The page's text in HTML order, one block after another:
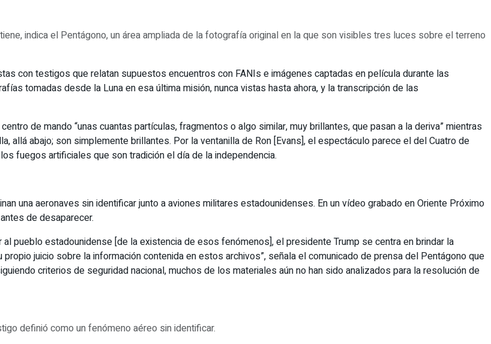
indica el Pentágono, un área ampliada de la fotografía original en la que son visibles tres luces sobre el terreno
con testigos que relatan supuestos encuentros con FANIs e imágenes captadas en película durante las
tomadas desde la Luna en esa última misión, nunca vistas hasta ahora, y la transcripción de las
de mando “unas cuantas partículas, fragmentos o algo similar, muy brillantes, que pasan a la deriva” mientras
allá abajo; son simplemente brillantes. Por la ventanilla de Ron [Evans], el espectáculo parece el del Cuatro de
fuegos artificiales que son tradición el día de la independencia.
una aeronaves sin identificar junto a aviones militares estadounidenses. En un vídeo grabado en Oriente Próximo
de desaparecer.
pueblo estadounidense [de la existencia de esos fenómenos], el presidente Trump se centra en brindar la
juicio sobre la información contenida en estos archivos”, señala el comunicado de prensa del Pentágono que
criterios de seguridad nacional, muchos de los materiales aún no han sido analizados para la resolución de
definió como un fenómeno aéreo sin identificar.